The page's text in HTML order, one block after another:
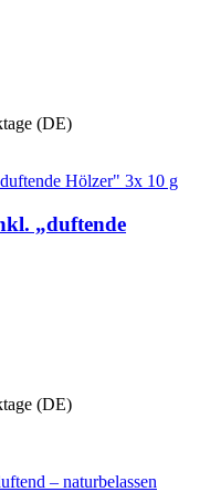
(DE)
„duftende
(DE)